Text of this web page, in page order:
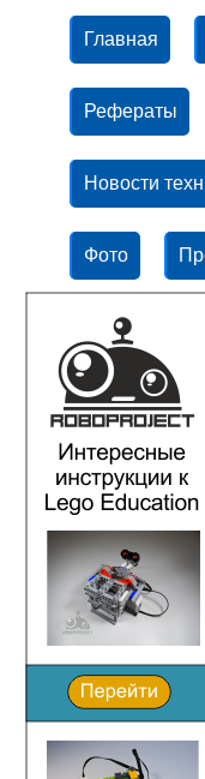
Главная
Рефераты
Новости
Фото